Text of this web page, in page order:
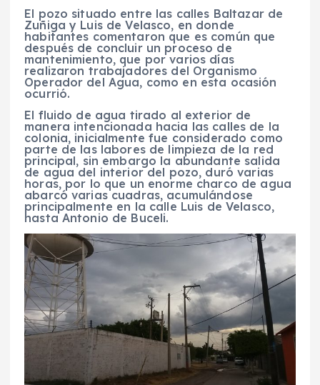
El pozo situado entre las calles Baltazar de
Zuñiga y Luis de Velasco, en donde
habitantes comentaron que es común que
después de concluir un proceso de
mantenimiento, que por varios días
realizaron trabajadores del Organismo
Operador del Agua, como en esta ocasión
ocurrió.
El fluido de agua tirado al exterior de
manera intencionada hacia las calles de la
colonia, inicialmente fue considerado como
parte de las labores de limpieza de la red
principal, sin embargo la abundante salida
de agua del interior del pozo, duró varias
horas, por lo que un enorme charco de agua
abarcó varias cuadras, acumulándose
principalmente en la calle Luis de Velasco,
hasta Antonio de Buceli.